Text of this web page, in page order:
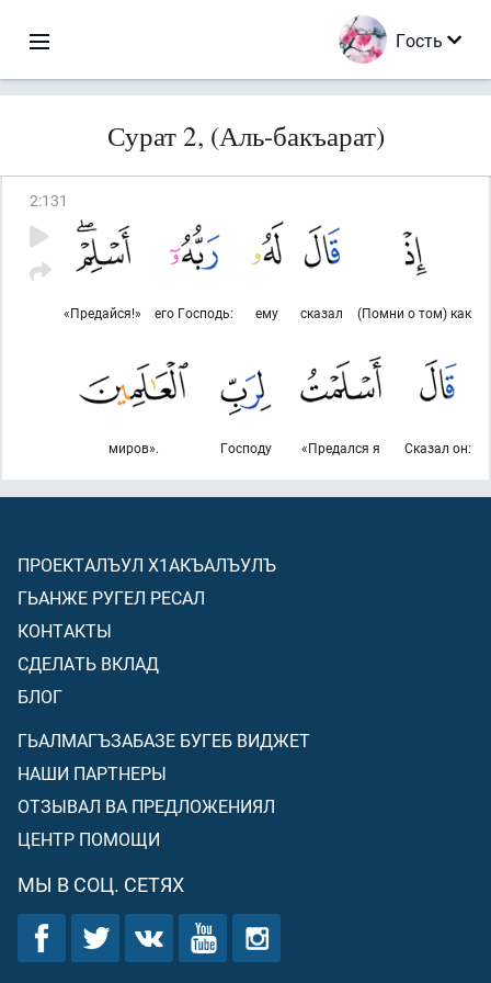
Гость
Сурат 2, (Аль-бакъарат)
2:131
(Помни о том) как
сказал
ему
его Господь:
«Предайся!»
Сказал он:
«Предался я
Господу
миров».
ПРОЕКТАЛЪУЛ Х1АКЪАЛЪУЛЪ
ГЬАНЖЕ РУГЕЛ РЕСАЛ
КОНТАКТЫ
СДЕЛАТЬ ВКЛАД
БЛОГ
ГЬАЛМАГЪЗАБАЗЕ БУГЕБ ВИДЖЕТ
НАШИ ПАРТНЕРЫ
ОТЗЫВАЛ ВА ПРЕДЛОЖЕНИЯЛ
ЦЕНТР ПОМОЩИ
МЫ В СОЦ. СЕТЯХ